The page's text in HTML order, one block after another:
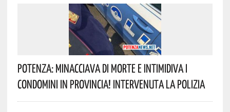
Potenza: Minacciava Di Morte E Intimidiva I
Condomini In Provincia! Intervenuta La Polizia